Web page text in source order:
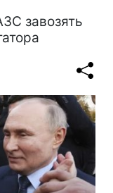
завозять